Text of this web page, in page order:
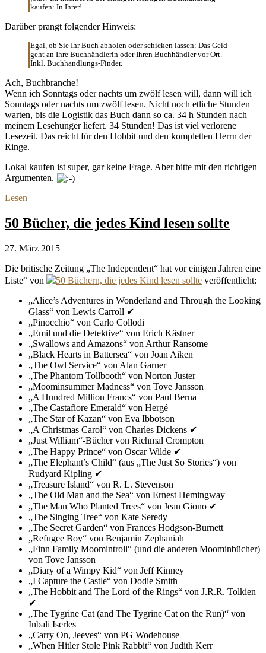
kaufen: In Ihrer!
Darüber prangt folgender Hinweis:
Egal, ob Sie Ihr Buch abholen oder schicken lassen: Das Geld
geht an Ihre Buchhändlerin oder Ihren Buchhändler vor Ort.
Inkl. Buchhandlungs-Finder.
Ach, Buchbranche!
Wenn ich Sonntags oder nachts um zwölf lesen will, dann will ich
Sonntags oder nachts um zwölf lesen. Nicht noch etliche Stunden
warten, bis die Logistik das Buch dann so ca. 34 h Stunden nach
meinem Lesehunger liefert. 34 Stunden! Das ist viel verlorene
Lesezeit. Das reicht für den Hobbit und den kompletten Herrn der
Ringe.
Lokal kaufen ist super, gar keine Frage. Aber bitte mit den richtigen
Argumenten.
Lesen
50 Bücher, die jedes Kind lesen sollte
27. März 2015
Die britische Zeitung „The Independent“ hat vor einigen Jahren eine
Liste“ von
50 Büchern, die jedes Kind lesen sollte veröffentlicht:
„Alice’s Adventures in Wonderland and Through the Looking
Glass“ von Lewis Carroll ✔
„Pinocchio“ von Carlo Collodi
„Emil und die Detektive“ von Erich Kästner
„Swallows and Amazons“ von Arthur Ransome
„Black Hearts in Battersea“ von Joan Aiken
„The Owl Service“ von Alan Garner
„The Phantom Tollbooth“ von Norton Juster
„Moominsummer Madness“ von Tove Jansson
„A Hundred Million Francs“ von Paul Berna
„The Castafiore Emerald“ von Hergé
„The Star of Kazan“ von Eva Ibbotson
„A Christmas Carol“ von Charles Dickens ✔
„Just William“-Bücher von Richmal Crompton
„The Happy Prince“ von Oscar Wilde ✔
„The Elephant’s Child“ (aus „The Just So Stories“) von
Rudyard Kipling ✔
„Treasure Island“ von R. L. Stevenson
„The Old Man and the Sea“ von Ernest Hemingway
„The Man Who Planted Trees“ von Jean Giono ✔
„The Singing Tree“ von Kate Seredy
„The Secret Garden“ von Frances Hodgson-Burnett
„Refugee Boy“ von Benjamin Zephaniah
„Finn Family Moomintroll“ (und die anderen Moominbücher)
von Tove Jansson
„Diary of a Wimpy Kid“ von Jeff Kinney
„I Capture the Castle“ von Dodie Smith
„The Hobbit and The Lord of the Rings“ von J.R.R. Tolkien
✔
„The Tygrine Cat (and The Tygrine Cat on the Run)“ von
Inbali Iserles
„Carry On, Jeeves“ von PG Wodehouse
„When Hitler Stole Pink Rabbit“ von Judith Kerr